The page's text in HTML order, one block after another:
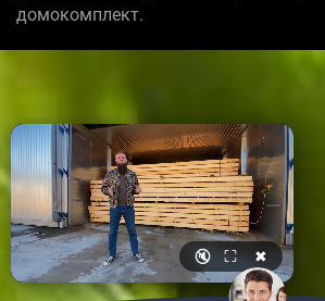
домокомплект.
🔇 ⛶ ✖